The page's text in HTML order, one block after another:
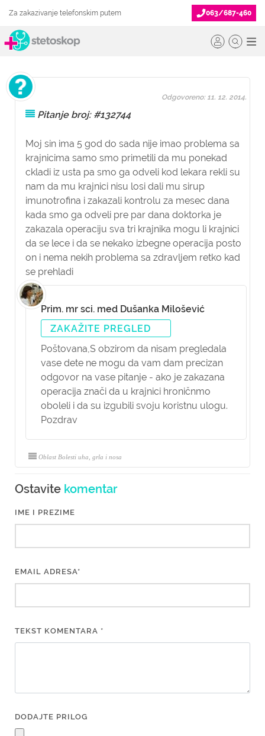
Za zakazivanje telefonskim putem 063/687-460
Pitanje broj: #132744
Moj sin ima 5 god do sada nije imao problema sa
krajnicima samo smo primetili da mu ponekad
ckladi iz usta pa smo ga odveli kod lekara rekli su
nam da mu krajnici nisu losi dali mu sirup
imunotrofina i zakazali kontrolu za mesec dana
kada smo ga odveli pre par dana doktorka je
zakazala operaciju sva tri krajnika mogu li krajnici
da se lece i da se nekako izbegne operacija posto
on i nema nekih problema sa zdravljem retko kad
se prehladi
Odgovoreno: 11. 12. 2014.
Prim. mr sci. med Dušanka Milošević
ZAKAŽITE PREGLED
Poštovana,S obzirom da nisam pregledala
vase dete ne mogu da vam dam precizan
odgovor na vase pitanje - ako je zakazana
operacija znači da u krajnici hroničnmo
oboleli i da su izgubili svoju koristnu ulogu.
Pozdrav
Oblast Bolesti uha, grla i nosa
Ostavite komentar
IME I PREZIME
EMAIL ADRESA*
TEKST KOMENTARA *
DODAJTE PRILOG